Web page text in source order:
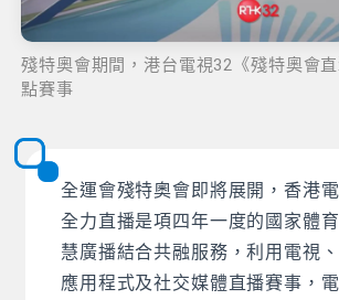
殘特奧會期間，港台電視32《殘特奧會
點賽事
全運會殘特奧會即將展開，香港電
全力直播是項四年一度的國家體
慧廣播結合共融服務，利用電視
應用程式及社交媒體直播賽事，